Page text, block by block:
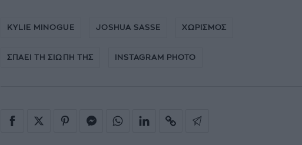
KYLIE MINOGUE JOSHUA SASSE ΧΩΡΙΣΜΟΣ
ΣΠΑΕΙ ΤΗ ΣΙΩΠΗ ΤΗΣ INSTAGRAM PHOTO